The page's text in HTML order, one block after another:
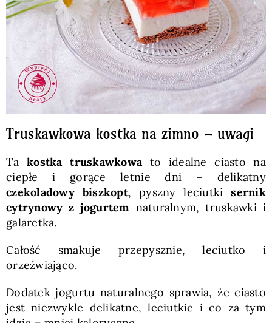
Truskawkowa kostka na zimno – uwagi
Takostka truskawkowato idealne ciasto na
ciepłe i gorące letnie dni – delikatny
czekoladowy biszkopt, pyszny leciutkisernik
cytrynowy z jogurtem naturalnym, truskawki i
galaretka.
Całość smakuje przepysznie, leciutko i
orzeźwiająco.
Dodatek jogurtu naturalnego sprawia, że ciasto
jest niezwykle delikatne, leciutkie i co za tym